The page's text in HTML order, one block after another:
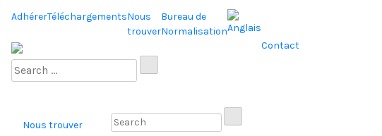
AdhérerTéléchargementsNous
trouver
Bureau de
Normalisation
Contact
Nous trouver